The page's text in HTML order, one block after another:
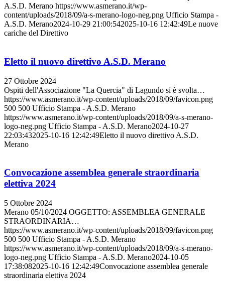
A.S.D. Merano https://www.asmerano.it/wp-
content/uploads/2018/09/a-s-merano-logo-neg.png Ufficio Stampa -
A.S.D. Merano2024-10-29 21:00:542025-10-16 12:42:49Le nuove
cariche del Direttivo
Eletto il nuovo direttivo A.S.D. Merano
27 Ottobre 2024
Ospiti dell'Associazione "La Quercia" di Lagundo si è svolta…
https://www.asmerano.it/wp-content/uploads/2018/09/favicon.png
500 500 Ufficio Stampa - A.S.D. Merano
https://www.asmerano.it/wp-content/uploads/2018/09/a-s-merano-
logo-neg.png Ufficio Stampa - A.S.D. Merano2024-10-27
22:03:432025-10-16 12:42:49Eletto il nuovo direttivo A.S.D.
Merano
Convocazione assemblea generale straordinaria
elettiva 2024
5 Ottobre 2024
Merano 05/10/2024 OGGETTO: ASSEMBLEA GENERALE
STRAORDINARIA…
https://www.asmerano.it/wp-content/uploads/2018/09/favicon.png
500 500 Ufficio Stampa - A.S.D. Merano
https://www.asmerano.it/wp-content/uploads/2018/09/a-s-merano-
logo-neg.png Ufficio Stampa - A.S.D. Merano2024-10-05
17:38:082025-10-16 12:42:49Convocazione assemblea generale
straordinaria elettiva 2024